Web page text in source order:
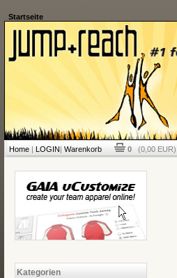
Startseite
Home| LOGIN| Warenkorb 0 (0,00 EUR)
Kategorien